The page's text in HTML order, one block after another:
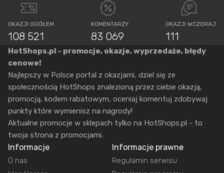
OKAZJI OGÓŁEM
108 521
KOMENTARZY
83 069
OKAZJI WCZORAJ
111
HotShops.pl - promocje, okazje, wyprzedaże, błędy
cenowe!
Najlepszy w Polsce portal z okazjami, dziel się ze
społecznością HotShops znalezioną przez ciebie okazją,
promocją, kodem rabatowym, oceniaj komentuj zdobywaj
punkty które wymienisz na nagrody!
Aktualne promocje w sklepach tylko na HotShops.pl - to
twoja strona z promocjami.
Informacje
O nas
Informacje prawne
Regulamin serwisu